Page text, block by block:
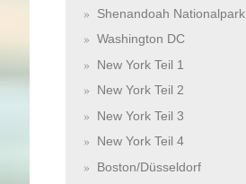
Shenandoah Nationalpark
Washington DC
New York Teil 1
New York Teil 2
New York Teil 3
New York Teil 4
Boston/Düsseldorf